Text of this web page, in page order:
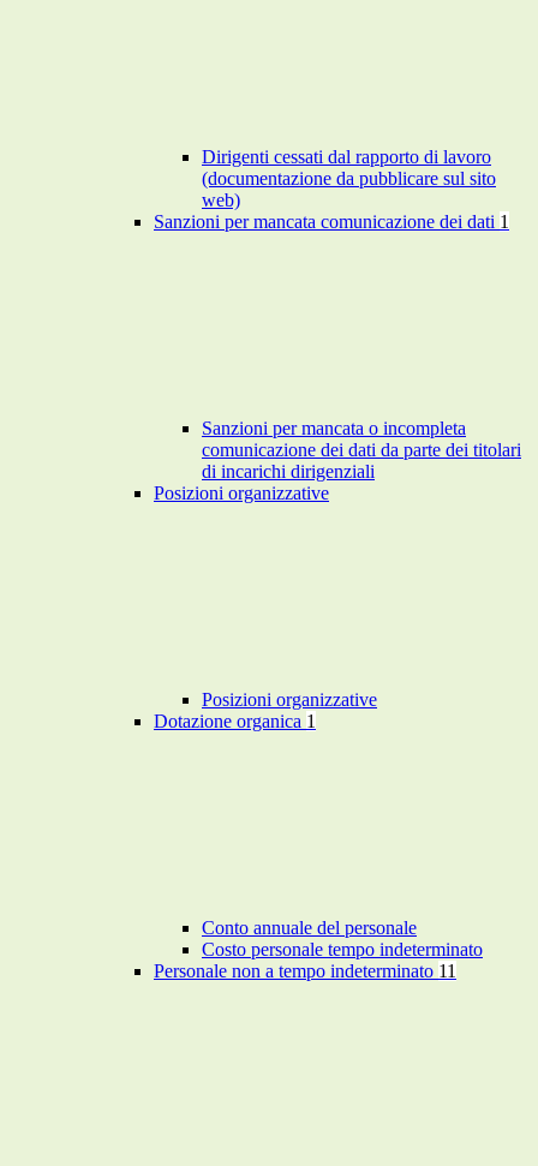
Dirigenti cessati dal rapporto di lavoro
(documentazione da pubblicare sul sito
web)
Sanzioni per mancata comunicazione dei dati 1
Sanzioni per mancata o incompleta
comunicazione dei dati da parte dei titolari
di incarichi dirigenziali
Posizioni organizzative
Posizioni organizzative
Dotazione organica 1
Conto annuale del personale
Costo personale tempo indeterminato
Personale non a tempo indeterminato 11